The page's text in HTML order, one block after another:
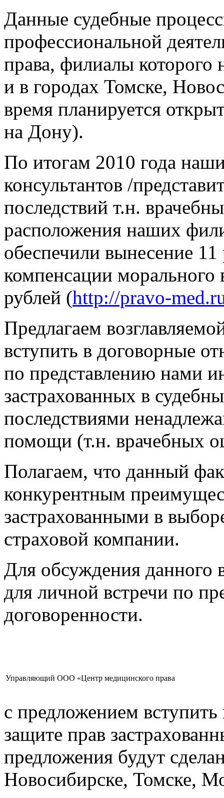
Данные судебные
профессиональной
права, филиалы которого
и в городах Томске,
время планируется
на Дону).
По итогам 2010 года
консультантов /
последствий т.н.
расположения наших
обеспечили вынесение
компенсации морального
рублей (http://pravo-
Предлагаем
вступить в договорные
по представлению нами
застрахованных в
последствиями
помощи (т.н. врачебных
Полагаем, что данный
конкурентным
застрахованными в
страховой компании.
Для обсуждения данного
для личной встречи по
договоренности.
Управляющий ООО «Центр медицинского права
с предложением
защите прав
предложения будут
Новосибирске, Томске,